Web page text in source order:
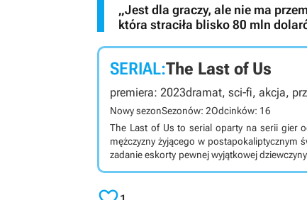
„Jest dla graczy, ale nie ma
która straciła blisko 80 mln
SERIAL:The Last of Us
premiera: 2023dramat, sci-fi, akcja,
Nowy sezonSezonów: 2Odcinków: 16
The Last of Us to serial oparty na serii gier
mężczyzny żyjącego w postapokaliptycznym
zadanie eskorty pewnej wyjątkowej
to wyprodukowany dla stacji HBO serial
pasożytniczego grzyba, który zamienia ludzi